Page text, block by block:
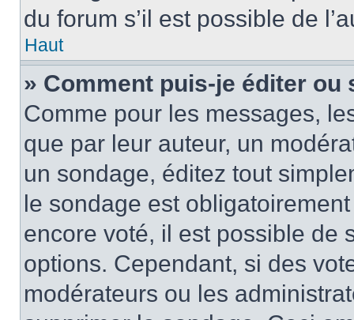
du forum s’il est possible de
Haut
» Comment puis-je éditer ou
Comme pour les messages,
que par leur auteur, un
un sondage, éditez tout
le sondage est
encore voté, il est possible de
options. Cependant, si des
modérateurs ou les